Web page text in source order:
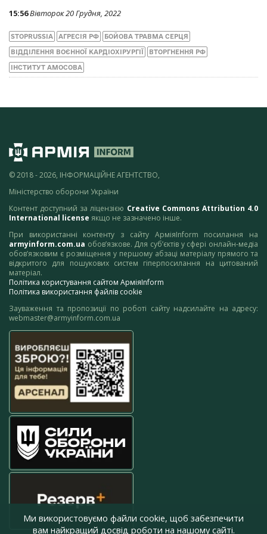
15:56Вівторок 20 Грудня, 2022
STOPRUSSIA АГРЕСІЯ РФ БОЙОВА ТРАВМА СЕРЦЯ
ВІДДІЛЕННЯ ВОЄННОЇ КАРДІОХІРУРГІЇ ВТОРГНЕННЯ РФ
ІНСТИТУТ АМОСОВА
© 2018 - 2026, ІНФОРМАЦІЙНЕ АГЕНТСТВО,
Міністерство оборони України
Контент доступний за ліцензією Creative Commons Attribution 4.0
International license якщо не зазначено інше.
При використанні контенту з сайту АрміяInform посилання на
armyinform.com.ua обов’язкове. Для суб’єктів у сфері онлайн-медіа
обов’язковим є розміщення у першому абзаці матеріалу прямого та
відкритого для пошукових систем гіперпосилання на цитований
матеріал.
Політика користування сайтом АрміяInform
Політика використання файлів cookie
Зауваження та пропозиції по роботі сайту надсилайте на адресу:
webmaster@armyinform.com.ua
Ми використовуємо файли cookie, щоб забезпечити
вам найкращий досвід роботи на нашому сайті.